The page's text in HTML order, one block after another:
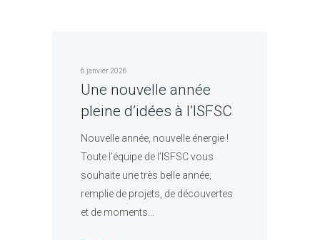
6 janvier 2026
Une nouvelle année
pleine d’idées à l’ISFSC
Nouvelle année, nouvelle énergie !
Toute l’équipe de l’ISFSC vous
souhaite une très belle année,
remplie de projets, de découvertes
et de moments...